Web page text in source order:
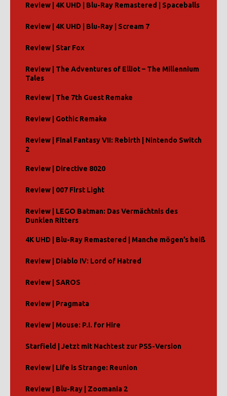
Review | 4K UHD | Blu-Ray Remastered | Spaceballs
Review | 4K UHD | Blu-Ray | Scream 7
Review | Star Fox
Review | The Adventures of Elliot – The Millennium
Tales
Review | The 7th Guest Remake
Review | Gothic Remake
Review | Final Fantasy VII: Rebirth | Nintendo Switch
2
Review | Directive 8020
Review | 007 First Light
Review | LEGO Batman: Das Vermächtnis des
Dunklen Ritters
4K UHD | Blu-Ray Remastered | Manche mögen’s heiß
Review | Diablo IV: Lord of Hatred
Review | SAROS
Review | Pragmata
Review | Mouse: P.I. for Hire
Starfield | Jetzt mit Nachtest zur PS5-Version
Review | Life is Strange: Reunion
Review | Blu-Ray | Zoomania 2